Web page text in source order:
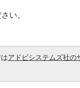
い。
アドビシステムズ社の